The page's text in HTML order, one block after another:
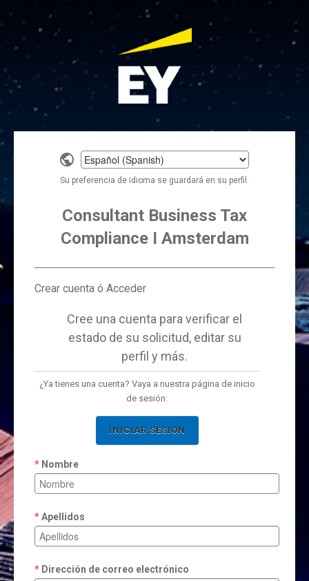
Select
a
language
Su preferencia de idioma se guardará en su perfil.
Consultant Business Tax
Compliance I Amsterdam
Crear cuenta ó Acceder
Cree una cuenta para verificar el
estado de su solicitud, editar su
perfil y más.
¿Ya tienes una cuenta? Vaya a nuestra página de inicio
de sesión:
INICIAR SESION
Nombre
Apellidos
Dirección de correo electrónico